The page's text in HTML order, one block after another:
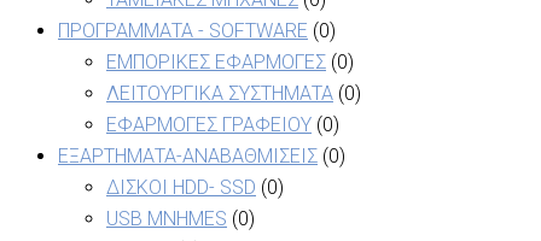
ΠΡΟΓΡΑΜΜΑΤΑ - SOFTWARE (0)
ΕΜΠΟΡΙΚΕΣ ΕΦΑΡΜΟΓΕΣ (0)
ΛΕΙΤΟΥΡΓΙΚΑ ΣΥΣΤΗΜΑΤΑ (0)
ΕΦΑΡΜΟΓΕΣ ΓΡΑΦΕΙΟΥ (0)
ΕΞΑΡΤΗΜΑΤΑ-ΑΝΑΒΑΘΜΙΣΕΙΣ (0)
ΔΙΣΚΟΙ HDD- SSD (0)
USB MNHMES (0)